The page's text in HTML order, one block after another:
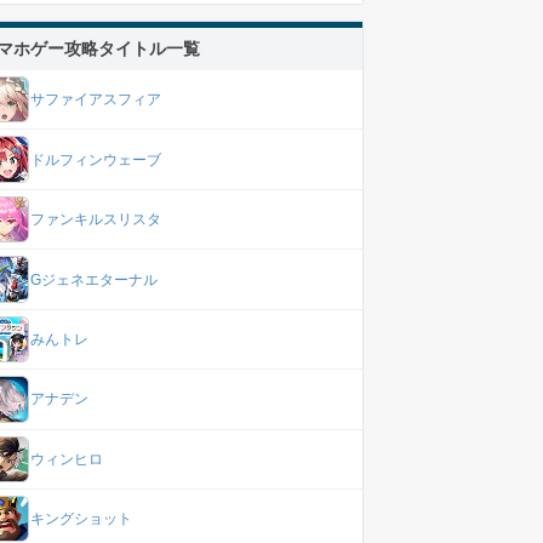
ホゲー攻略タイトル一覧
サファイアスフィア
ドルフィンウェーブ
ファンキルスリスタ
Gジェネエターナル
みんトレ
アナデン
ウィンヒロ
キングショット